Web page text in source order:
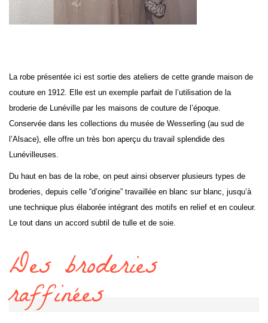
La robe présentée ici est sortie des ateliers de cette grande maison de
couture en 1912. Elle est un exemple parfait de l’utilisation de la
broderie de Lunéville par les maisons de couture de l’époque.
Conservée dans les collections du musée de Wesserling (au sud de
l’Alsace), elle offre un très bon aperçu du travail splendide des
Lunévilleuses.
Du haut en bas de la robe, on peut ainsi observer plusieurs types de
broderies, depuis celle “d’origine” travaillée en blanc sur blanc, jusqu’à
une technique plus élaborée intégrant des motifs en relief et en couleur.
Le tout dans un accord subtil de tulle et de soie.
Des broderies
raffinées